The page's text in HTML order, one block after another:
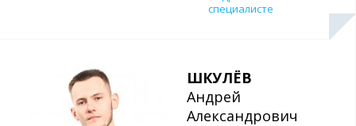
специалисте
ШКУЛЁВ
Андрей
Александрович